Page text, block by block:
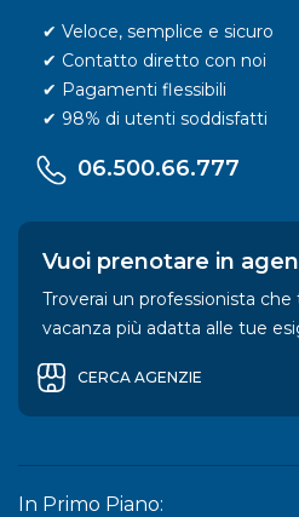
✔ Veloce, semplice e sicuro
✔ Contatto diretto con noi
✔ Pagamenti flessibili
✔ 98% di utenti soddisfatti
06.500.66.777
Vuoi prenotare in
Troverai un professionista che
vacanza più adatta alle tue
CERCA AGENZIE
In Primo Piano: